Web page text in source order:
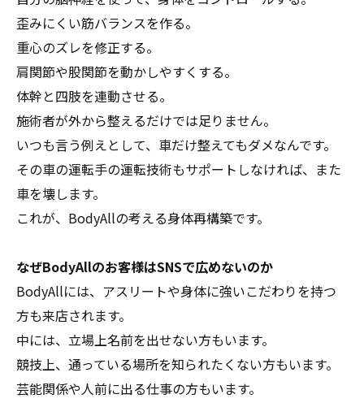
歪みにくい筋バランスを作る。
重心のズレを修正する。
肩関節や股関節を動かしやすくする。
体幹と四肢を連動させる。
施術者が外から整えるだけでは足りません。
いつも言う例えとして、車だけ整えてもダメなんです。
その車の運転手の運転技術もサポートしなければ、また
車を壊します。
これが、BodyAllの考える身体再構築です。
なぜBodyAllのお客様はSNSで広めないのか
BodyAllには、アスリートや身体に強いこだわりを持つ
方も来店されます。
中には、立場上名前を出せない方もいます。
競技上、通っている場所を知られたくない方もいます。
芸能関係や人前に出る仕事の方もいます。